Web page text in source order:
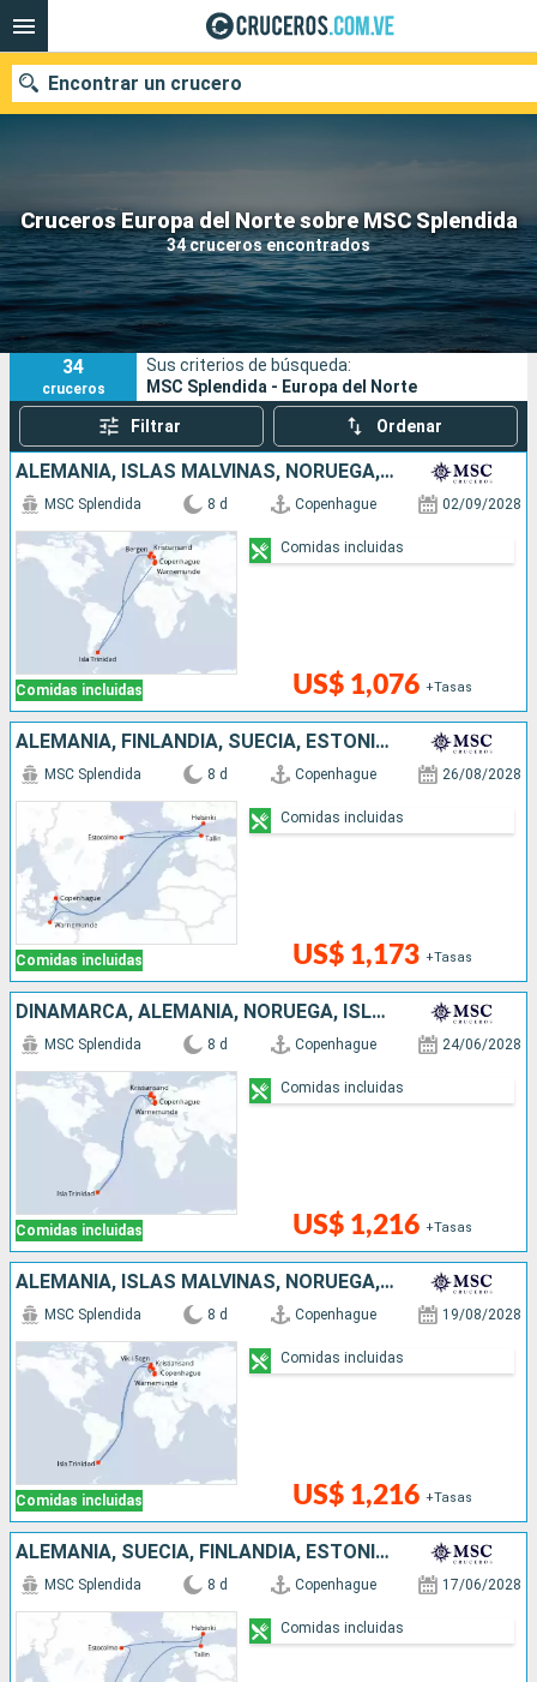
Cruceros Europa del Norte sobre MSC Splendida
34 cruceros encontrados
Encontrar un crucero
Nuestros destinos
Fecha de salida
Puertos Compañías
Buscar
34
cruceros
Sus criterios de búsqueda:
MSC Splendida - Europa del Norte
Filtrar Ordenar
ALEMANIA, ISLAS MALVINAS, NORUEGA, DINAMARCA
Comidas incluidas
MSC Splendida 8 d Copenhague 02/09/2028
US$ 1,076 +Tasas
Comidas incluidas
ALEMANIA, FINLANDIA, SUECIA, ESTONIA, DINAMARCA
Comidas incluidas
MSC Splendida 8 d Copenhague 26/08/2028
US$ 1,173 +Tasas
Comidas incluidas
DINAMARCA, ALEMANIA, NORUEGA, ISLAS MALVINAS
Comidas incluidas
MSC Splendida 8 d Copenhague 24/06/2028
US$ 1,216 +Tasas
Comidas incluidas
ALEMANIA, ISLAS MALVINAS, NORUEGA, DINAMARCA
Comidas incluidas
MSC Splendida 8 d Copenhague 19/08/2028
US$ 1,216 +Tasas
Comidas incluidas
ALEMANIA, SUECIA, FINLANDIA, ESTONIA, DINAMARCA
MSC Splendida 8 d Copenhague 17/06/2028
Comidas incluidas